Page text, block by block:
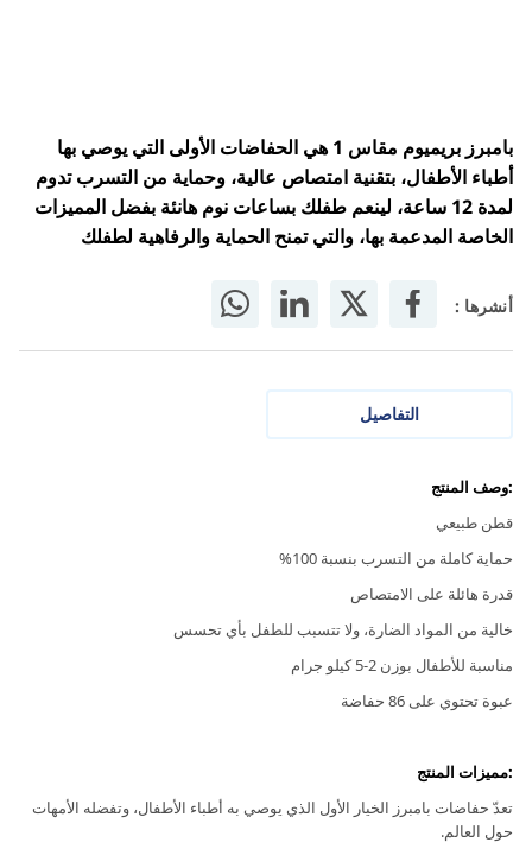
بامبرز بريميوم مقاس 1 هي الحفاضات الأولى التي يوصي بها
أطباء الأطفال، بتقنية امتصاص عالية، وحماية من التسرب تدوم
لمدة 12 ساعة، لينعم طفلك بساعات نوم هانئة بفضل المميزات
الخاصة المدعمة بها، والتي تمنح الحماية والرفاهية لطفلك
أنشرها :
التفاصيل
:وصف المنتج
قطن طبيعي
حماية كاملة من التسرب بنسبة 100%
قدرة هائلة على الامتصاص
خالية من المواد الضارة، ولا تتسبب للطفل بأي تحسس
مناسبة للأطفال بوزن 2-5 كيلو جرام
عبوة تحتوي على 86 حفاضة
:مميزات المنتج
تعدّ حفاضات بامبرز الخيار الأول الذي يوصي به أطباء الأطفال، وتفضله الأمهات
حول العالم.